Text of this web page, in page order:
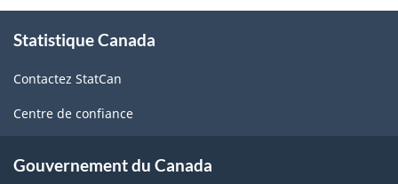
propos
ce
site
Statistique Canada
Contactez StatCan
Centre de confiance
Gouvernement du Canada